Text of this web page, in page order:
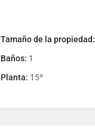
Tamaño de la propiedad:
Baños: 1
Planta: 15º